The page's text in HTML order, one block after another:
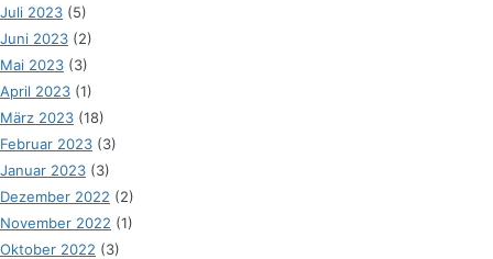
Juli 2023 (5)
Juni 2023 (2)
Mai 2023 (3)
April 2023 (1)
März 2023 (18)
Februar 2023 (3)
Januar 2023 (3)
Dezember 2022 (2)
November 2022 (1)
Oktober 2022 (3)